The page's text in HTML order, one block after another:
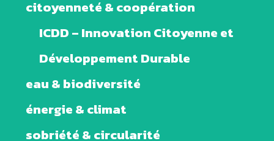
citoyenneté & coopération
ICDD – Innovation Citoyenne et
Développement Durable
eau & biodiversité
énergie & climat
sobriété & circularité